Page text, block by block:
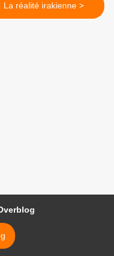
La réalité irakienne >